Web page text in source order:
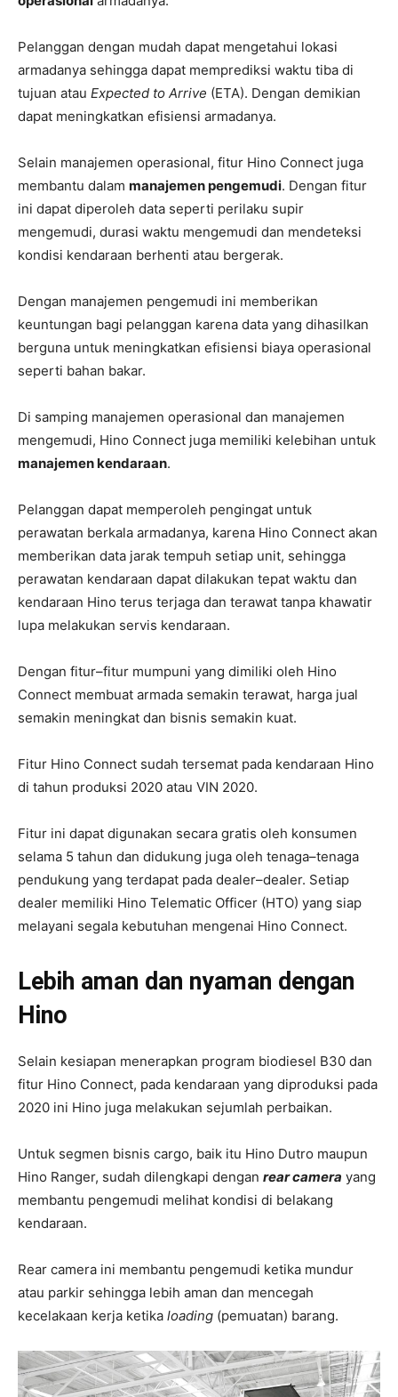
Pelanggan dengan mudah dapat mengetahui lokasi
armadanya sehingga dapat memprediksi waktu tiba di
tujuan atau Expected to Arrive (ETA). Dengan demikian
dapat meningkatkan efisiensi armadanya.
Selain manajemen operasional, fitur Hino Connect juga
membantu dalam manajemen pengemudi. Dengan fitur
ini dapat diperoleh data seperti perilaku supir
mengemudi, durasi waktu mengemudi dan mendeteksi
kondisi kendaraan berhenti atau bergerak.
Dengan manajemen pengemudi ini memberikan
keuntungan bagi pelanggan karena data yang dihasilkan
berguna untuk meningkatkan efisiensi biaya operasional
seperti bahan bakar.
Di samping manajemen operasional dan manajemen
mengemudi, Hino Connect juga memiliki kelebihan untuk
manajemen kendaraan.
Pelanggan dapat memperoleh pengingat untuk
perawatan berkala armadanya, karena Hino Connect akan
memberikan data jarak tempuh setiap unit, sehingga
perawatan kendaraan dapat dilakukan tepat waktu dan
kendaraan Hino terus terjaga dan terawat tanpa khawatir
lupa melakukan servis kendaraan.
Dengan fitur–fitur mumpuni yang dimiliki oleh Hino
Connect membuat armada semakin terawat, harga jual
semakin meningkat dan bisnis semakin kuat.
Fitur Hino Connect sudah tersemat pada kendaraan Hino
di tahun produksi 2020 atau VIN 2020.
Fitur ini dapat digunakan secara gratis oleh konsumen
selama 5 tahun dan didukung juga oleh tenaga–tenaga
pendukung yang terdapat pada dealer–dealer. Setiap
dealer memiliki Hino Telematic Officer (HTO) yang siap
melayani segala kebutuhan mengenai Hino Connect.
Lebih aman dan nyaman dengan
Hino
Selain kesiapan menerapkan program biodiesel B30 dan
fitur Hino Connect, pada kendaraan yang diproduksi pada
2020 ini Hino juga melakukan sejumlah perbaikan.
Untuk segmen bisnis cargo, baik itu Hino Dutro maupun
Hino Ranger, sudah dilengkapi dengan rear camera yang
membantu pengemudi melihat kondisi di belakang
kendaraan.
Rear camera ini membantu pengemudi ketika mundur
atau parkir sehingga lebih aman dan mencegah
kecelakaan kerja ketika loading (pemuatan) barang.